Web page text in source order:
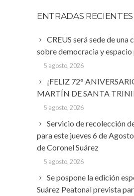
ENTRADAS RECIENTES
CREUS será sede de una
sobre democracia y
5 agosto, 2026
¡FELIZ 72°
MARTÍN DE SANTA
5 agosto, 2026
Servicio de recolección
para este jueves 6 de
de Coronel Suárez
5 agosto, 2026
Se pospone la edición
Suárez Peatonal prevista